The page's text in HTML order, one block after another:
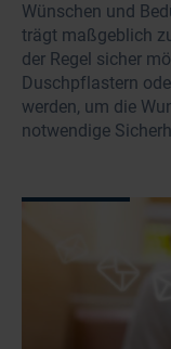
Wünschen und
trägt maßgeblich
der Regel sicher
Duschpflastern
werden, um die
notwendige